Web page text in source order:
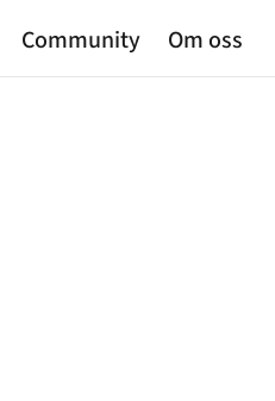
Community Om oss